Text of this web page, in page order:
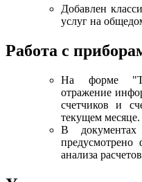
Добавлен
услуг на
Работа с
На форме
отражение
счетчиков и
текущем месяце.
В документах
предусмотрено
анализа